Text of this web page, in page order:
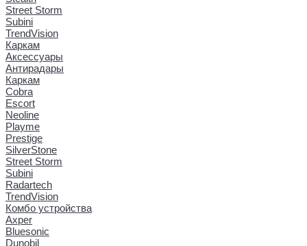
Street Storm
Subini
TrendVision
Каркам
Аксессуары
Антирадары
Каркам
Cobra
Escort
Neoline
Playme
Prestige
SilverStone
Street Storm
Subini
Radartech
TrendVision
Комбо устройства
Axper
Bluesonic
Dunobil